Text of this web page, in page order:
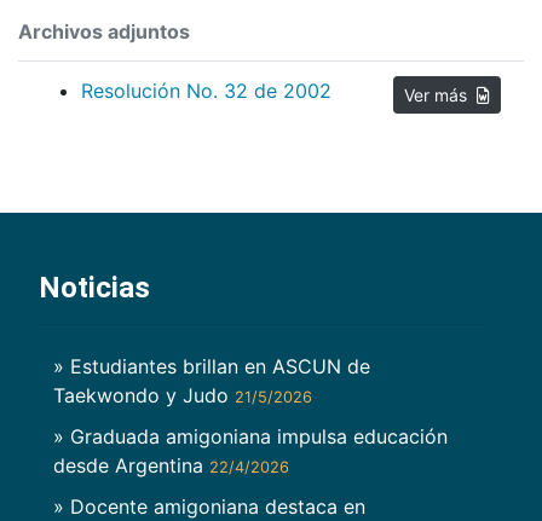
Archivos adjuntos
Resolución No. 32 de 2002
Noticias
» Estudiantes brillan en ASCUN de
Taekwondo y Judo 21/5/2026
» Graduada amigoniana impulsa educación
desde Argentina 22/4/2026
» Docente amigoniana destaca en